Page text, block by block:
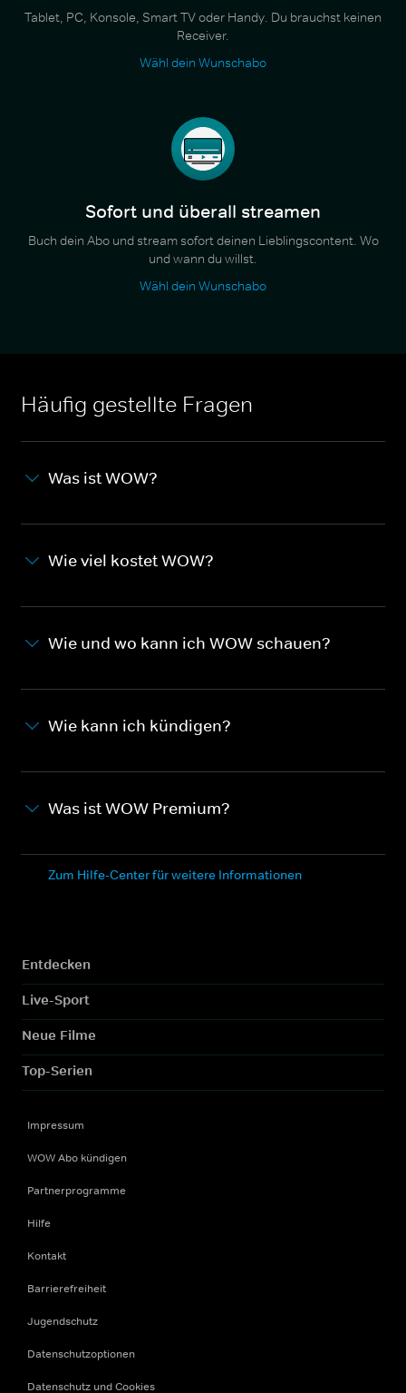
Tablet, PC, Konsole, Smart TV oder Handy. Du brauchst keinen
Receiver.
Wähl dein Wunschabo
Sofort und überall streamen
Buch dein Abo und stream sofort deinen Lieblingscontent. Wo
und wann du willst.
Wähl dein Wunschabo
Häufig gestellte Fragen
Was ist WOW?
Wie viel kostet WOW?
Wie und wo kann ich WOW schauen?
Wie kann ich kündigen?
Was ist WOW Premium?
Zum Hilfe-Center für weitere Informationen
Entdecken
Live-Sport
Neue Filme
Top-Serien
Impressum
WOW Abo kündigen
Partnerprogramme
Hilfe
Kontakt
Barrierefreiheit
Jugendschutz
Datenschutzoptionen
Datenschutz und Cookies